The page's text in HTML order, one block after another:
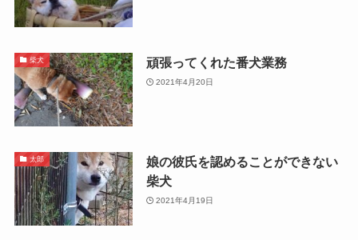
柴犬 頑張ってくれた番犬業務
2021年4月20日
太郎
娘の彼氏を認めることができない
柴犬
2021年4月19日